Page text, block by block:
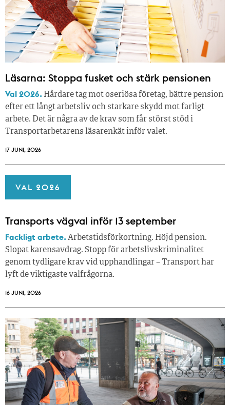
Läsarna: Stoppa fusket och stärk pensionen
Val 2026. Hårdare tag mot oseriösa företag, bättre pension
efter ett långt arbetsliv och starkare skydd mot farligt
arbete. Det är några av de krav som får störst stöd i
Transportarbetarens läsar­enkät inför valet.
17 JUNI, 2026
VAL 2026
Transports vägval inför 13 september
Fackligt arbete.Arbetstidsförkortning. Höjd pension.
Slopat karensavdrag. Stopp för arbetslivskriminalitet
genom tydligare krav vid upphandlingar – Transport har
lyft de viktigaste valfrågorna.
16 JUNI, 2026